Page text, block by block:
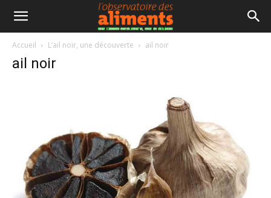
Accueil L’ail noir, une découverte ail noir
ail noir